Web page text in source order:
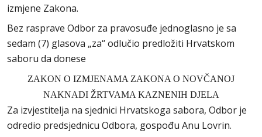
izmjene Zakona.
Bez rasprave Odbor za pravosuđe jednoglasno je sa
sedam (7) glasova „za“ odlučio predložiti Hrvatskom
saboru da donese
ZAKON O IZMJENAMA ZAKONA O NOVČANOJ
NAKNADI ŽRTVAMA KAZNENIH DJELA
Za izvjestitelja na sjednici Hrvatskoga sabora, Odbor je
odredio predsjednicu Odbora, gospođu Anu Lovrin.